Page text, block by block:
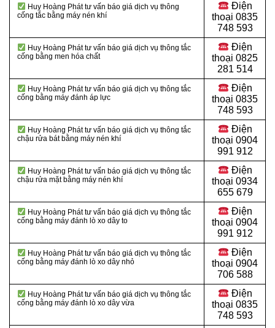
Huy Hoàng Phát tư vấn báo giá dịch vụ thông
cống tắc bằng máy nén khí
Điện
thoại 0835
748 593
Huy Hoàng Phát tư vấn báo giá dịch vụ thông tắc
cống bằng men hóa chất
Điện
thoại 0825
281 514
Huy Hoàng Phát tư vấn báo giá dịch vụ thông tắc
cống bằng máy đánh áp lực
Điện
thoại 0835
748 593
Huy Hoàng Phát tư vấn báo giá dịch vụ thông tắc
chậu rửa bát bằng máy nén khí
Điện
thoại 0904
991 912
Huy Hoàng Phát tư vấn báo giá dịch vụ thông tắc
chậu rửa mặt bằng máy nén khí
Điện
thoại 0934
655 679
Huy Hoàng Phát tư vấn báo giá dịch vụ thông tắc
cống bằng máy đánh lò xo dây to
Điện
thoại 0904
991 912
Huy Hoàng Phát tư vấn báo giá dịch vụ thông tắc
cống bằng máy đánh lò xo dây nhỏ
Điện
thoại 0904
706 588
Huy Hoàng Phát tư vấn báo giá dịch vụ thông tắc
cống bằng máy đánh lò xo dây vừa
Điện
thoại 0835
748 593